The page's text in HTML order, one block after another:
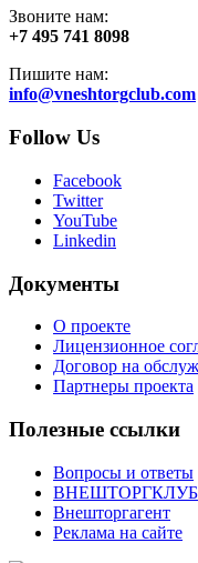
Звоните нам:
+7 495 741 8098
Пишите нам:
info@vneshtorgclub.com
Follow Us
Facebook
Twitter
YouTube
Linkedin
Документы
О проекте
Лицензионное
Договор на
Партнеры проекта
Полезные ссылки
Вопросы и ответы
ВНЕШТОРГКЛУБ
Внешторгагент
Реклама на сайте